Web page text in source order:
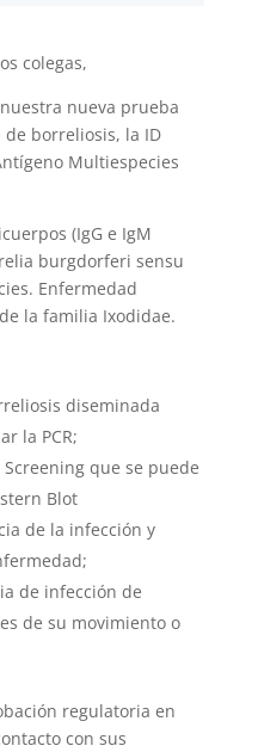
colegas,
nueva prueba
borreliosis, la ID
Multiespecies
(IgG e IgM
burgdorferi sensu
Enfermedad
la familia Ixodidae.
diseminada
la PCR;
que se puede
Blot
de la infección y
de infección de
de su movimiento o
regulatoria en
con sus